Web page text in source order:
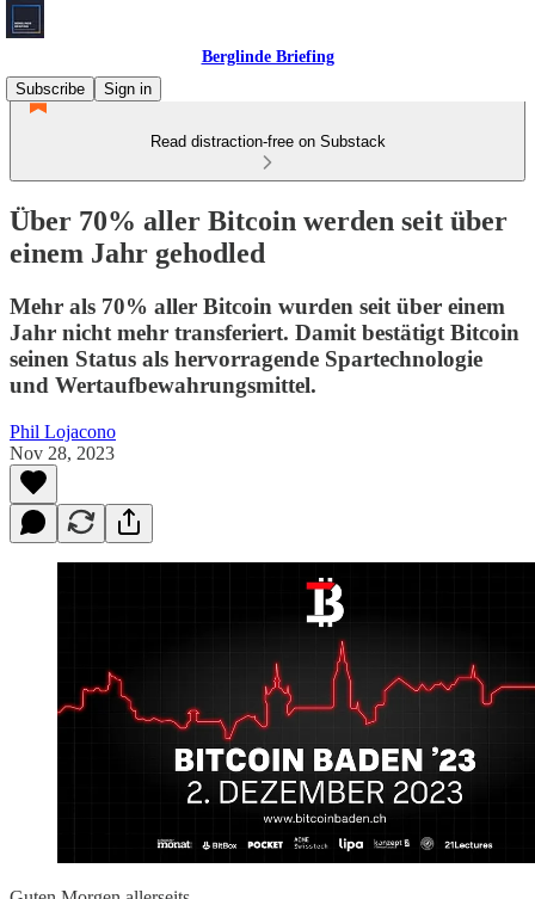
Berglinde Briefing
Subscribe
Sign in
Read distraction-free on Substack
Über 70% aller Bitcoin werden seit über
einem Jahr gehodled
Mehr als 70% aller Bitcoin wurden seit über einem
Jahr nicht mehr transferiert. Damit bestätigt Bitcoin
seinen Status als hervorragende Spartechnologie
und Wertaufbewahrungsmittel.
Phil Lojacono
Nov 28, 2023